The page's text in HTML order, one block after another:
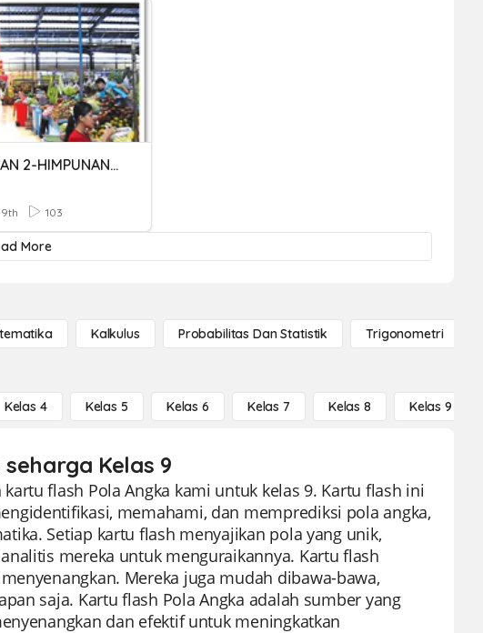
ULANGAN HARIAN 2-HIMPUNAN-ISMAIL BAHANAN
103
More
Kalkulus Probabilitas Dan Statistik Trigonometri
Kelas 4 Kelas 5 Kelas 6 Kelas 7 Kelas 8 Kelas 9
Kelas 9
flash Pola Angka kami untuk kelas 9. Kartu flash ini
memahami, dan memprediksi pola angka,
Setiap kartu flash menyajikan pola yang unik,
mereka untuk menguraikannya. Kartu flash
Mereka juga mudah dibawa-bawa,
saja. Kartu flash Pola Angka adalah sumber yang
dan efektif untuk meningkatkan